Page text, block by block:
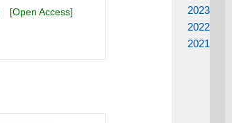
2023
2022
2021
[Open Access]